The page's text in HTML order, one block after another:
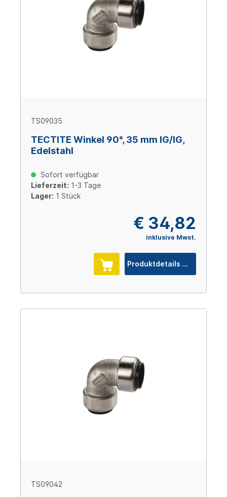
TS09035
TECTITE Winkel 90°, 35 mm IG/IG,
Edelstahl
Sofort verfügbar
Lieferzeit: 1-3 Tage
Lager: 1 Stück
€ 34,82
inklusive Mwst.
Produktdetails
TS09042